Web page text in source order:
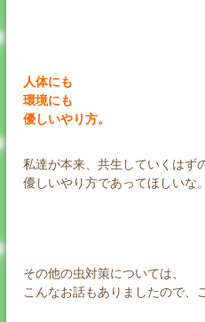
人体にも
環境にも
優しいやり方。
私達が本来、共生していくはず
優しいやり方であってほしいな。
その他の虫対策については、
こんなお話もありましたので